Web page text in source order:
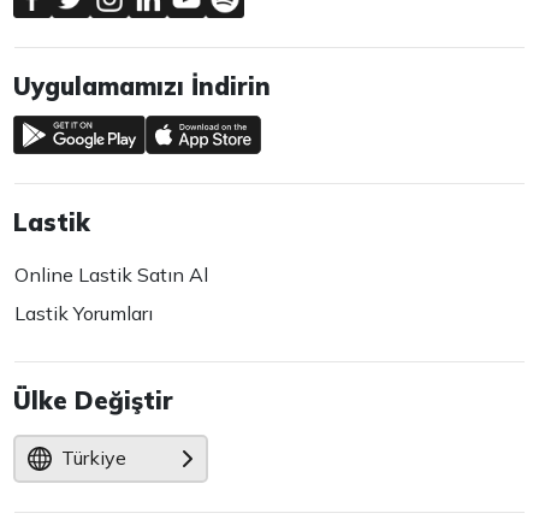
Uygulamamızı İndirin
Lastik
Online Lastik Satın Al
Lastik Yorumları
Ülke Değiştir
Türkiye